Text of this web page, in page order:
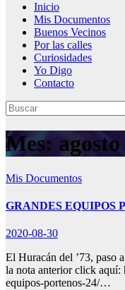
Inicio
Mis Documentos
Buenos Vecinos
Por las calles
Curiosidades
Yo Digo
Contacto
Mes:
Mis Documentos
GRANDES EQUIPOS
2020-08-30
El Huracán del ’73, paso
la nota anterior click aquí:
equipos-portenos-24/…